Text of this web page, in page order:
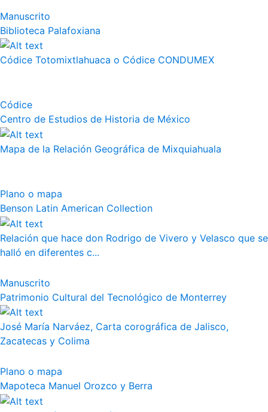
Manuscrito
Biblioteca Palafoxiana
Códice Totomixtlahuaca o Códice CONDUMEX
Códice
Centro de Estudios de Historia de México
Mapa de la Relación Geográfica de Mixquiahuala
Plano o mapa
Benson Latin American Collection
Relación que hace don Rodrigo de Vivero y Velasco que se
halló en diferentes c...
Manuscrito
Patrimonio Cultural del Tecnológico de Monterrey
José María Narváez, Carta corográfica de Jalisco,
Zacatecas y Colima
Plano o mapa
Mapoteca Manuel Orozco y Berra